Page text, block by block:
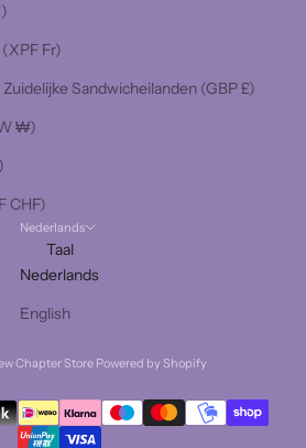
Fr)
Sandwicheilanden (GBP £)
₩)
CHF)
Nederlands
Taal
Nederlands
English
Chapter Store Powered by Shopify